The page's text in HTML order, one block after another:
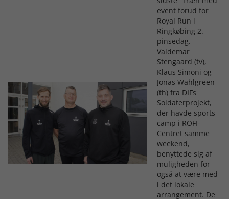
event forud for
Royal Run i
Ringkøbing 2.
pinsedag.
Valdemar
Stengaard (tv),
Klaus Simoni og
Jonas Wahlgreen
(th) fra DIFs
Soldaterprojekt,
der havde sports
camp i ROFI-
Centret samme
weekend,
benyttede sig af
muligheden for
også at være med
i det lokale
arrangement. De